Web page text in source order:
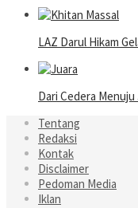
LAZ Darul Hikam
Dari Cedera
Tentang
Redaksi
Kontak
Disclaimer
Pedoman Media
Iklan